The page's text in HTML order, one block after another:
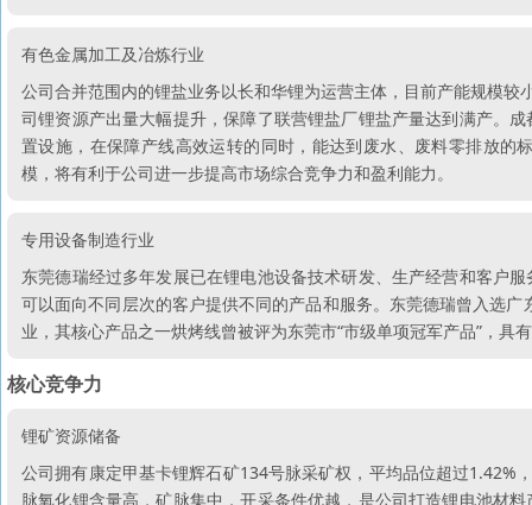
有色金属加工及冶炼行业
公司合并范围内的锂盐业务以长和华锂为运营主体，目前产能规模
司锂资源产出量大幅提升，保障了联营锂盐厂锂盐产量达到满产。
置设施，在保障产线高效运转的同时，能达到废水、废料零排放
模，将有利于公司进一步提高市场综合竞争力和盈利能力。
专用设备制造行业
东莞德瑞经过多年发展已在锂电池设备技术研发、生产经营和客户
可以面向不同层次的客户提供不同的产品和服务。东莞德瑞曾入选
业，其核心产品之一烘烤线曾被评为东莞市“市级单项冠军产品”，具
核心竞争力
锂矿资源储备
公司拥有康定甲基卡锂辉石矿134号脉采矿权，平均品位超过
脉氧化锂含量高，矿脉集中，开采条件优越，是公司打造锂电池材